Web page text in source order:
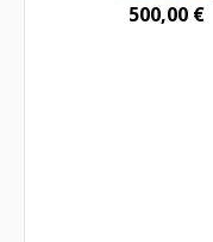
500,00 €